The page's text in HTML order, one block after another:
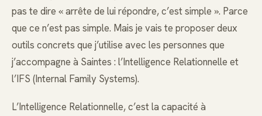
pas te dire « arrête de lui répondre, c’est simple ». Parce
que ce n’est pas simple. Mais je vais te proposer deux
outils concrets que j’utilise avec les personnes que
j’accompagne à Saintes : l’Intelligence Relationnelle et
l’IFS (Internal Family Systems).
L’Intelligence Relationnelle, c’est la capacité à